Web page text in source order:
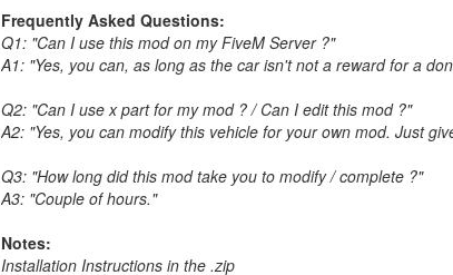
Frequently Asked Questions:
Q1: "Can I use this mod on my FiveM Server ?"
A1: "Yes, you can, as long as the car isn't not a reward for a
Q2: "Can I use x part for my mod ? / Can I edit this mod ?"
A2: "Yes, you can modify this vehicle for your own mod. Just
Q3: "How long did this mod take you to modify / complete ?"
A3: "Couple of hours."
Notes:
Installation Instructions in the .zip